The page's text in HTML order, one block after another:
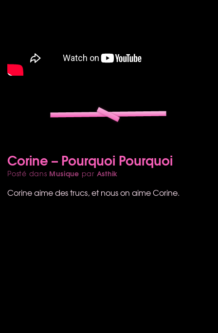
Corine – Pourquoi Pourquoi
Posté dans Musique par Asthik
Corine aime des trucs, et nous on aime Corine.